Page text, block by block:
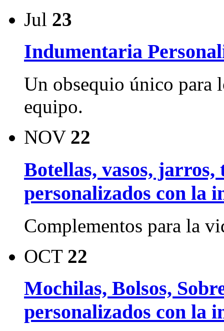
Jul 23
Indumentaria
Un obsequio único para
equipo.
NOV 22
Botellas, vasos, jarros,
personalizados con la
Complementos para la
OCT 22
Mochilas, Bolsos,
personalizados con la